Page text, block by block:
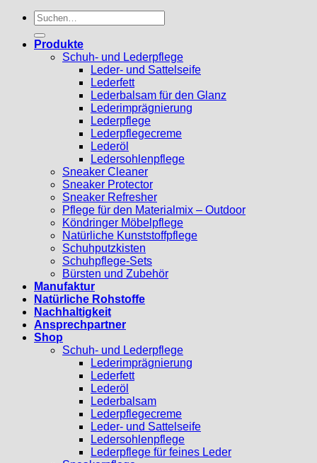
Suchen
nach:
Produkte
Schuh- und Lederpflege
Leder- und Sattelseife
Lederfett
Lederbalsam für den Glanz
Lederimprägnierung
Lederpflege
Lederpflegecreme
Lederöl
Ledersohlenpflege
Sneaker Cleaner
Sneaker Protector
Sneaker Refresher
Pflege für den Materialmix – Outdoor
Köndringer Möbelpflege
Natürliche Kunststoffpflege
Schuhputzkisten
Schuhpflege-Sets
Bürsten und Zubehör
Manufaktur
Natürliche Rohstoffe
Nachhaltigkeit
Ansprechpartner
Shop
Schuh- und Lederpflege
Lederimprägnierung
Lederfett
Lederöl
Lederbalsam
Lederpflegecreme
Leder- und Sattelseife
Ledersohlenpflege
Lederpflege für feines Leder